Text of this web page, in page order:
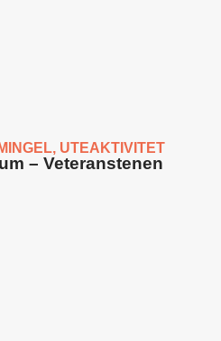
MINGEL, UTEAKTIVITET
– Veteranstenen